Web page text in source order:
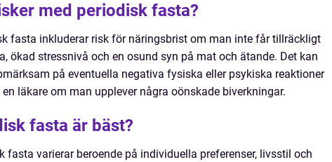
med periodisk fasta?
fasta inkluderar risk för näringsbrist om man inte får tillräckligt
ökad stressnivå och en osund syn på mat och ätande. Det kan
på eventuella negativa fysiska eller psykiska reaktioner
läkare om man upplever några oönskade biverkningar.
fasta är bäst?
fasta varierar beroende på individuella preferenser, livsstil och